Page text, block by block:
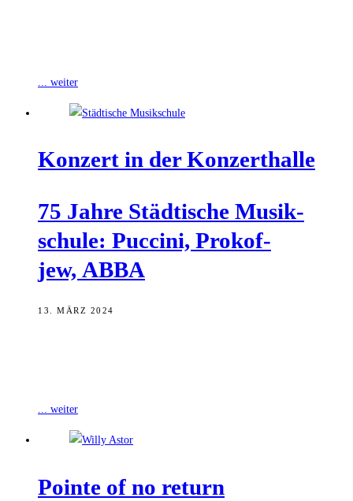
... weiter
Kon­zert in der Konzerthalle
75 Jah­re Städ­ti­sche Musik­
schu­le: Puc­ci­ni, Pro­kof­
jew, ABBA
13. MÄRZ 2024
... weiter
Poin­te of no return